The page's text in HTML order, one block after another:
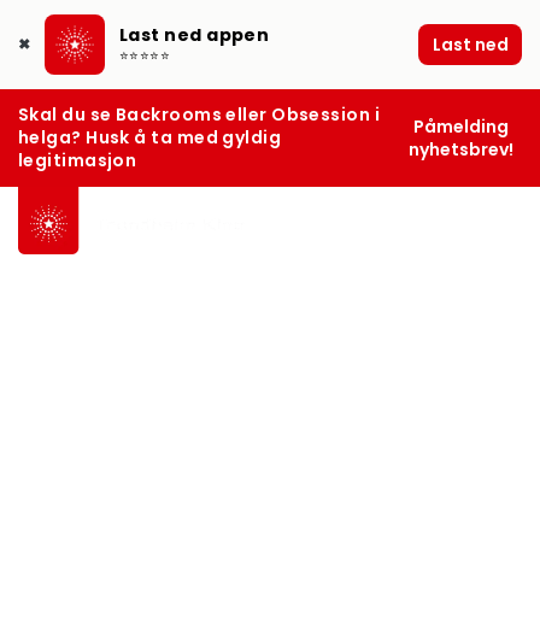
✖ Last ned appen
⭐⭐⭐⭐⭐ Last ned
Skal du se Backrooms eller Obsession i
helga? Husk å ta med gyldig
legitimasjon
Påmelding
nyhetsbrev!